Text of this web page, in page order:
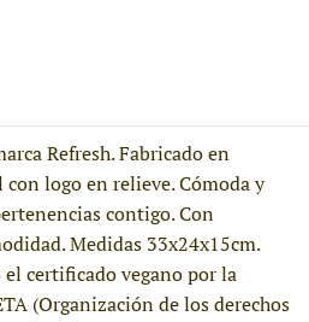
Refresh. Fabricado en
logo en relieve. Cómoda y
contigo. Con
Medidas 33x24x15cm.
certificado vegano por la
(Organización de los derechos